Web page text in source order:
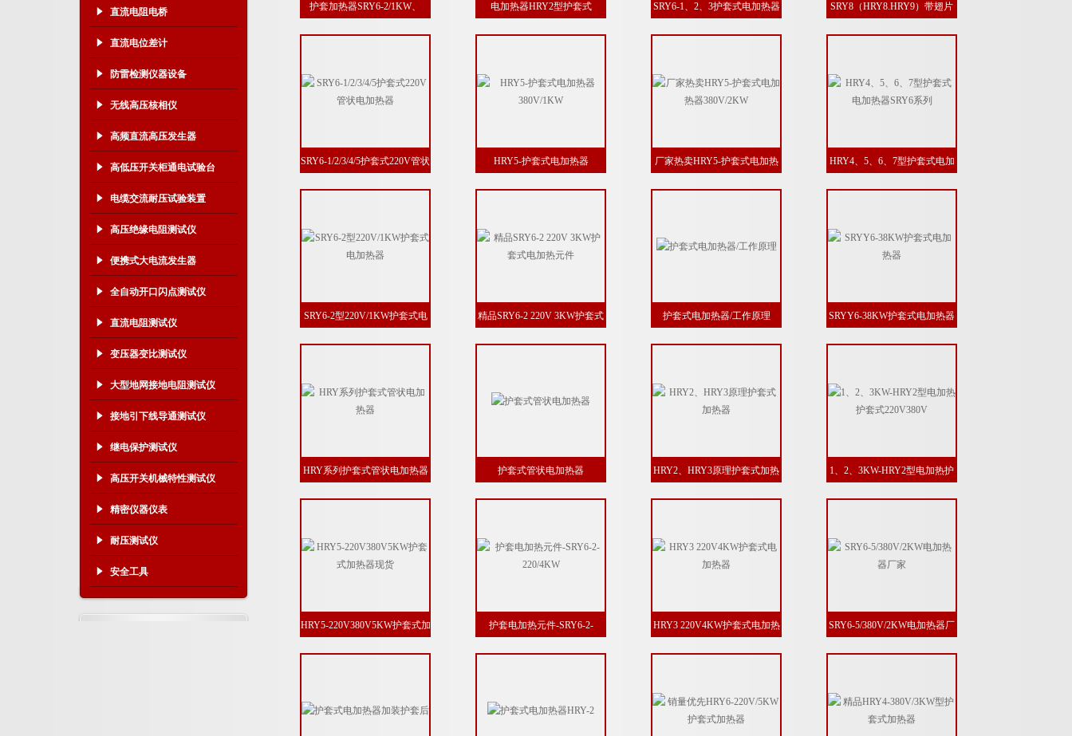
直流电阻电桥
直流电位差计
防雷检测仪器设备
无线高压核相仪
高频直流高压发生器
高低压开关柜通电试验台
电缆交流耐压试验装置
高压绝缘电阻测试仪
便携式大电流发生器
全自动开口闪点测试仪
直流电阻测试仪
变压器变比测试仪
大型地网接地电阻测试仪
接地引下线导通测试仪
继电保护测试仪
高压开关机械特性测试仪
精密仪器仪表
耐压测试仪
安全工具
护套加热器SRY6-2/1KW、 电加热器HRY2型护套式 SRY6-1、2、3护套式电加热器 SRY8（HRY8.HRY9）带翅片
SRY6-1/2/3/4/5护套式220V管状 HRY5-护套式电加热器 厂家热卖HRY5-护套式电加热 HRY4、5、6、7型护套式电加
SRY6-2型220V/1KW护套式电 精品SRY6-2 220V 3KW护套式 护套式电加热器/工作原理 SRYY6-38KW护套式电加热器
HRY系列护套式管状电加热器 护套式管状电加热器 HRY2、HRY3原理护套式加热 1、2、3KW-HRY2型电加热护
HRY5-220V380V5KW护套式加 护套电加热元件-SRY6-2- HRY3 220V4KW护套式电加热 SRY6-5/380V/2KW电加热器厂